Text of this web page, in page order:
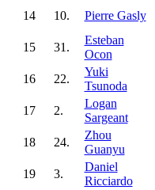
14
10. Pierre Gasly
15
31.
Esteban
Ocon
16
22.
Yuki
Tsunoda
17
2.
Logan
Sargeant
18
24.
Zhou
Guanyu
19
3.
Daniel
Ricciardo